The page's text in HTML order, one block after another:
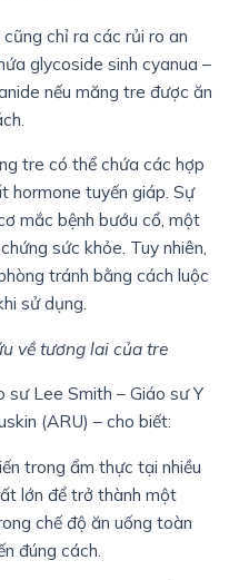
chỉ ra các rủi ro an
glycoside sinh cyanua –
nếu măng tre được ăn
tre có thể chứa các hợp
hormone tuyến giáp. Sự
mắc bệnh bướu cổ, một
sức khỏe. Tuy nhiên,
tránh bằng cách luộc
sử dụng.
về tương lai của tre
sư Lee Smith – Giáo sư Y
(ARU) – cho biết:
trong ẩm thực tại nhiều
lớn để trở thành một
chế độ ăn uống toàn
đúng cách.